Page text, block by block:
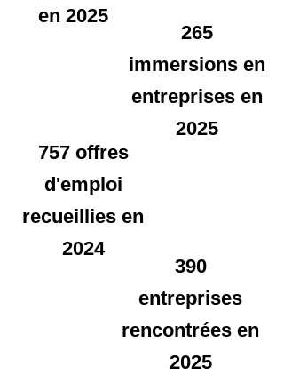
en 2025
265
immersions en
entreprises en
2025
757 offres
d'emploi
recueillies en
2024
390
entreprises
rencontrées en
2025